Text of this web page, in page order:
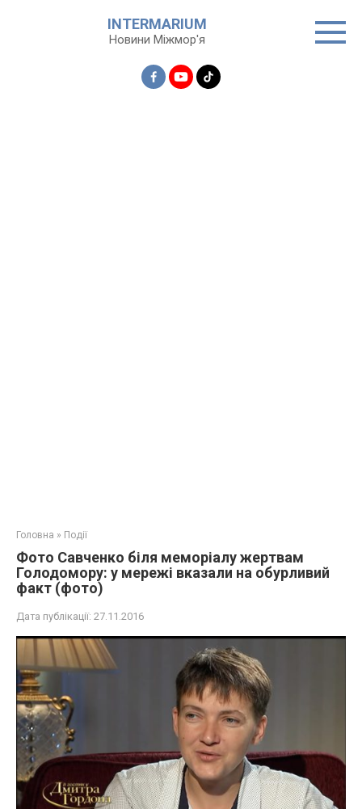
INTERMARIUM
Новини Міжмор'я
Головна » Події
Фото Савченко біля меморіалу жертвам
Голодомору: у мережі вказали на обурливий
факт (фото)
Дата публікації: 27.11.2016